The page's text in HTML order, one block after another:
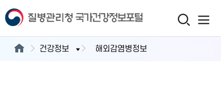
건강정보 해외감염병정보